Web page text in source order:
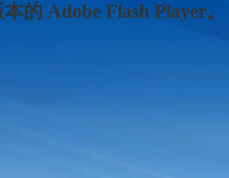
的 Adobe Flash Player。